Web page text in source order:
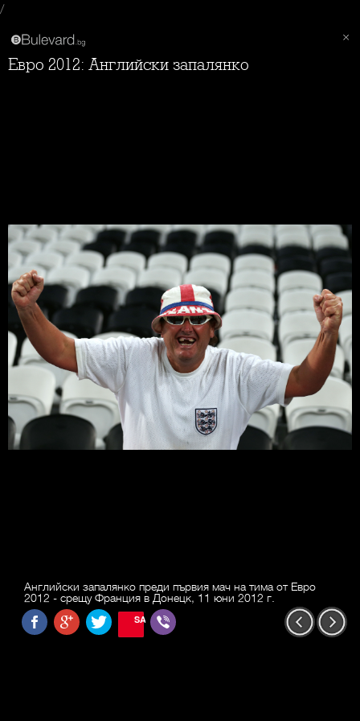
/
Евро 2012: Английски запалянко
Английски запалянко преди първия мач на тима от Евро
2012 - срещу Франция в Донецк, 11 юни 2012 г.
SAVE